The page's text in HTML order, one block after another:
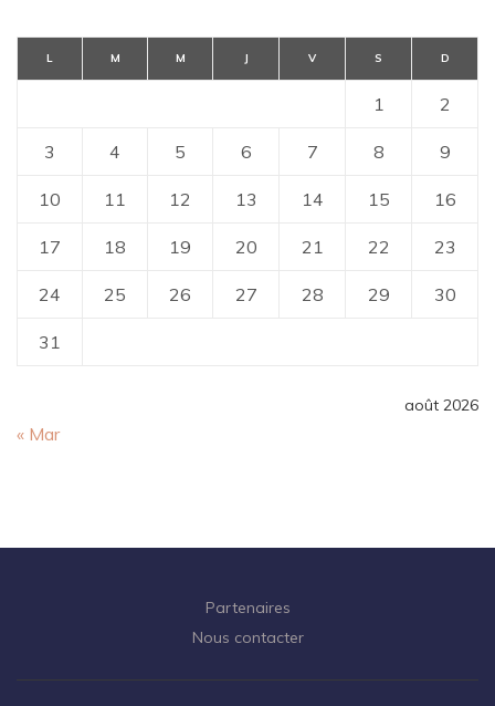
août 2026
L M M J V S D
1 2
3 4 5 6 7 8 9
10 11 12 13 14 15 16
17 18 19 20 21 22 23
24 25 26 27 28 29 30
31
« Mar
Partenaires
Nous contacter